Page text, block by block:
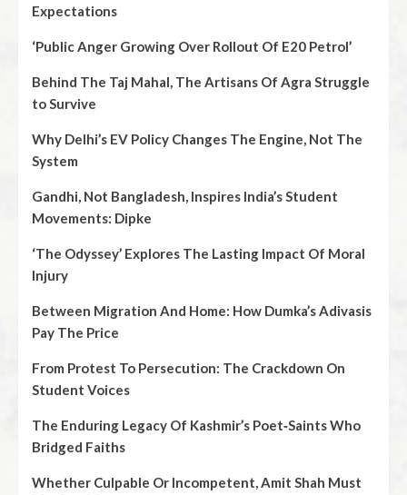
Expectations
‘Public Anger Growing Over Rollout Of E20 Petrol’
Behind The Taj Mahal, The Artisans Of Agra Struggle
to Survive
Why Delhi’s EV Policy Changes The Engine, Not The
System
Gandhi, Not Bangladesh, Inspires India’s Student
Movements: Dipke
‘The Odyssey’ Explores The Lasting Impact Of Moral
Injury
Between Migration And Home: How Dumka’s Adivasis
Pay The Price
From Protest To Persecution: The Crackdown On
Student Voices
The Enduring Legacy Of Kashmir’s Poet‑Saints Who
Bridged Faiths
Whether Culpable Or Incompetent, Amit Shah Must